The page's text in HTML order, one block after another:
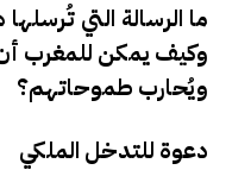
ما الرسالة التي
وكيف يمكن للمغرب
ويُحارب طموحاتهم؟
دعوة للتدخل الملكي